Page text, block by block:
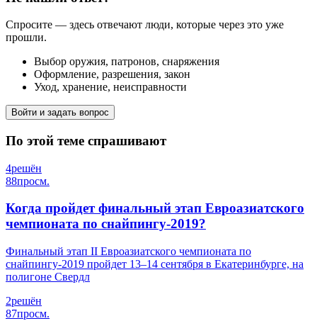
Спросите — здесь отвечают люди, которые через это уже
прошли.
Выбор оружия, патронов, снаряжения
Оформление, разрешения, закон
Уход, хранение, неисправности
Войти и задать вопрос
По этой теме спрашивают
4решён
88просм.
Когда пройдет финальный этап Евроазиатского
чемпионата по снайпингу-2019?
Финальный этап II Евроазиатского чемпионата по
снайпингу-2019 пройдет 13–14 сентября в Екатеринбурге, на
полигоне Свердл
2решён
87просм.